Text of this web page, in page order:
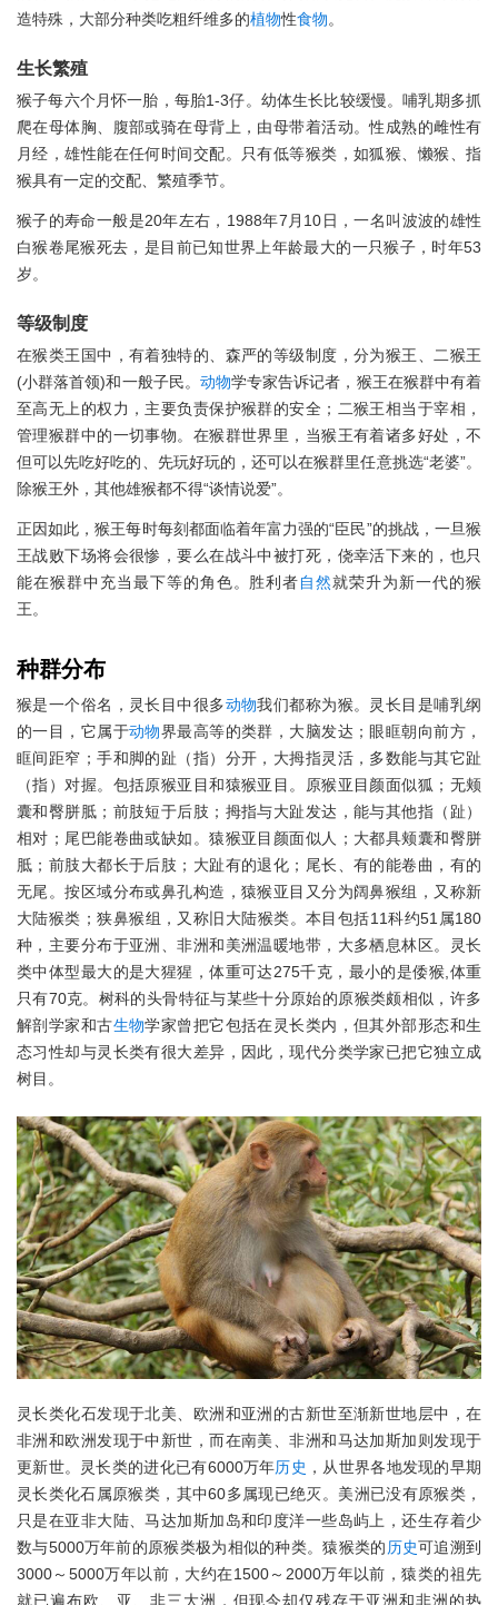
造特殊，大部分种类吃粗纤维多的植物性食物。
生长繁殖
猴子每六个月怀一胎，每胎1-3仔。幼体生长比较缓慢。哺乳期多抓
爬在母体胸、腹部或骑在母背上，由母带着活动。性成熟的雌性有
月经，雄性能在任何时间交配。只有低等猴类，如狐猴、懒猴、指
猴具有一定的交配、繁殖季节。
猴子的寿命一般是20年左右，1988年7月10日，一名叫波波的雄性
白猴卷尾猴死去，是目前已知世界上年龄最大的一只猴子，时年53
岁。
等级制度
在猴类王国中，有着独特的、森严的等级制度，分为猴王、二猴王
(小群落首领)和一般子民。 动物学专家告诉记者，猴王在猴群中有着
至高无上的权力，主要负责保护猴群的安全；二猴王相当于宰相，
管理猴群中的一切事物。在猴群世界里，当猴王有着诸多好处，不
但可以先吃好吃的、先玩好玩的，还可以在猴群里任意挑选“老婆”。
除猴王外，其他雄猴都不得“谈情说爱”。
正因如此，猴王每时每刻都面临着年富力强的“臣民”的挑战，一旦猴
王战败下场将会很惨，要么在战斗中被打死，侥幸活下来的，也只
能在猴群中充当最下等的角色。胜利者自然就荣升为新一代的猴
王。
种群分布
猴是一个俗名，灵长目中很多动物我们都称为猴。灵长目是哺乳纲
的一目，它属于动物界最高等的类群，大脑发达；眼眶朝向前方，
眶间距窄；手和脚的趾（指）分开，大拇指灵活，多数能与其它趾
（指）对握。包括原猴亚目和猿猴亚目。原猴亚目颜面似狐；无颊
囊和臀胼胝；前肢短于后肢；拇指与大趾发达，能与其他指（趾）
相对；尾巴能卷曲或缺如。猿猴亚目颜面似人；大都具颊囊和臀胼
胝；前肢大都长于后肢；大趾有的退化；尾长、有的能卷曲，有的
无尾。按区域分布或鼻孔构造，猿猴亚目又分为阔鼻猴组，又称新
大陆猴类；狭鼻猴组，又称旧大陆猴类。本目包括11科约51属180
种，主要分布于亚洲、非洲和美洲温暖地带，大多栖息林区。灵长
类中体型最大的是大猩猩，体重可达275千克，最小的是倭猴,体重
只有70克。树科的头骨特征与某些十分原始的原猴类颇相似，许多
解剖学家和古生物学家曾把它包括在灵长类内，但其外部形态和生
态习性却与灵长类有很大差异，因此，现代分类学家已把它独立成
树目。
灵长类化石发现于北美、欧洲和亚洲的古新世至渐新世地层中，在
非洲和欧洲发现于中新世，而在南美、非洲和马达加斯加则发现于
更新世。灵长类的进化已有6000万年历史 ，从世界各地发现的早期
灵长类化石属原猴类，其中60多属现已绝灭。美洲已没有原猴类，
只是在亚非大陆、马达加斯加岛和印度洋一些岛屿上，还生存着少
数与5000万年前的原猴类极为相似的种类。猿猴类的历史可追溯到
3000～5000万年以前，大约在1500～2000万年以前，猿类的祖先
就已遍布欧、亚、非三大洲，但现今却仅残存于亚洲和非洲的热